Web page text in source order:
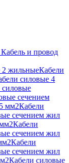
Кабель и провод
2 жильныеКабели
силовые 4
силовые
сечением
мм2Кабели
сечением жил
Кабели
сечением жил
Кабели
сечением жил
Кабели силовые